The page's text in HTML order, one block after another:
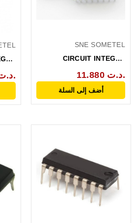
7.750 د.ت.
SNE SOMETEL
CIRCUIT INTEGRE
11.880 د.ت.
أضف إلى السلة